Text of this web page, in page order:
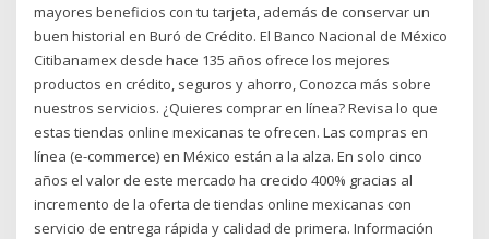
mayores beneficios con tu tarjeta, además de conservar un
buen historial en Buró de Crédito. El Banco Nacional de México
Citibanamex desde hace 135 años ofrece los mejores
productos en crédito, seguros y ahorro, Conozca más sobre
nuestros servicios. ¿Quieres comprar en línea? Revisa lo que
estas tiendas online mexicanas te ofrecen. Las compras en
línea (e-commerce) en México están a la alza. En solo cinco
años el valor de este mercado ha crecido 400% gracias al
incremento de la oferta de tiendas online mexicanas con
servicio de entrega rápida y calidad de primera. Información